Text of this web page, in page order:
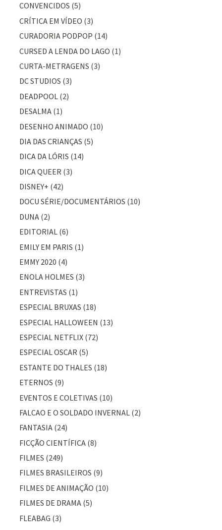
CONVENCIDOS (5)
CRÍTICA EM VÍDEO (3)
CURADORIA PODPOP (14)
CURSED A LENDA DO LAGO (1)
CURTA-METRAGENS (3)
DC STUDIOS (3)
DEADPOOL (2)
DESALMA (1)
DESENHO ANIMADO (10)
DIA DAS CRIANÇAS (5)
DICA DA LÓRIS (14)
DICA QUEER (3)
DISNEY+ (42)
DOCU SÉRIE/DOCUMENTÁRIOS (10)
DUNA (2)
EDITORIAL (6)
EMILY EM PARIS (1)
EMMY 2020 (4)
ENOLA HOLMES (3)
ENTREVISTAS (1)
ESPECIAL BRUXAS (18)
ESPECIAL HALLOWEEN (13)
ESPECIAL NETFLIX (72)
ESPECIAL OSCAR (5)
ESTANTE DO THALES (18)
ETERNOS (9)
EVENTOS E COLETIVAS (10)
FALCAO E O SOLDADO INVERNAL (2)
FANTASIA (24)
FICÇÃO CIENTÍFICA (8)
FILMES (249)
FILMES BRASILEIROS (9)
FILMES DE ANIMAÇÃO (10)
FILMES DE DRAMA (5)
FLEABAG (3)